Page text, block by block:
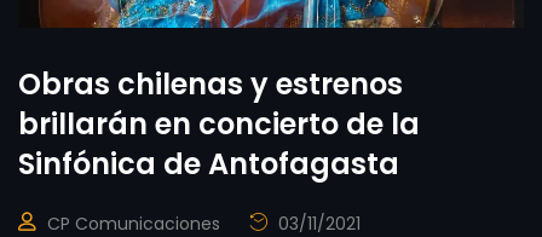
Obras chilenas y estrenos
brillarán en concierto de la
Sinfónica de Antofagasta
CP Comunicaciones 03/11/2021